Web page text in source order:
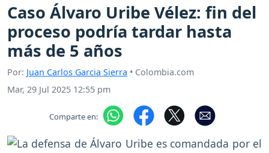
Caso Álvaro Uribe Vélez: fin del
proceso podría tardar hasta
más de 5 años
Por: Juan Carlos Garcia Sierra • Colombia.com
Mar, 29 Jul 2025 12:55 pm
Comparte en: